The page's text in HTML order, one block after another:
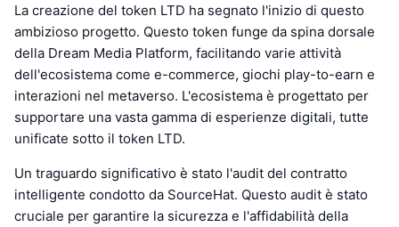
La creazione del token LTD ha segnato l'inizio di questo
ambizioso progetto. Questo token funge da spina dorsale
della Dream Media Platform, facilitando varie attività
dell'ecosistema come e-commerce, giochi play-to-earn e
interazioni nel metaverso. L'ecosistema è progettato per
supportare una vasta gamma di esperienze digitali, tutte
unificate sotto il token LTD.
Un traguardo significativo è stato l'audit del contratto
intelligente condotto da SourceHat. Questo audit è stato
cruciale per garantire la sicurezza e l'affidabilità della